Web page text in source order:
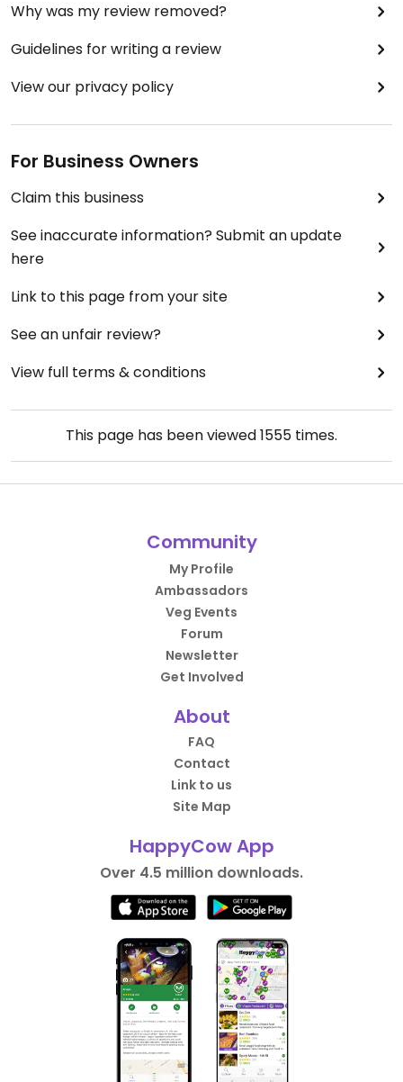
Why was my review removed?
Guidelines for writing a review
View our privacy policy
For Business Owners
Claim this business
See inaccurate information? Submit an update
here
Link to this page from your site
See an unfair review?
View full terms & conditions
This page has been viewed1555 times.
Community
My Profile
Ambassadors
Veg Events
Forum
Newsletter
Get Involved
About
FAQ
Contact
Link to us
Site Map
HappyCow App
Over 4.5 million downloads.